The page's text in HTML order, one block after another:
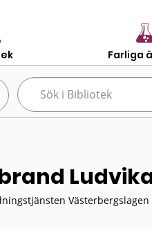
Farliga
Ludvika
Västerbergslagen